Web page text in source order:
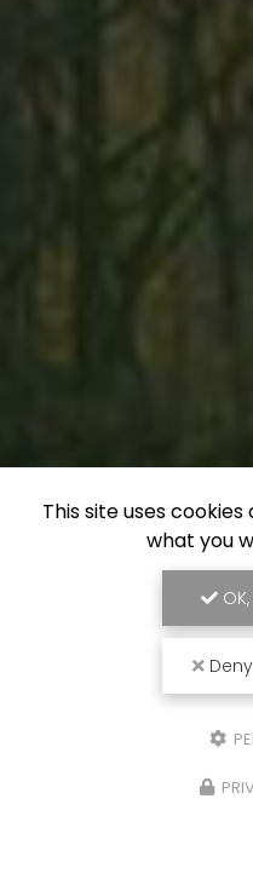
This site uses
what you